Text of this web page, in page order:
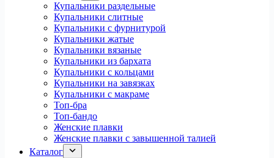
Купальники раздельные
Купальники слитные
Купальники с фурнитурой
Купальники жатые
Купальники вязаные
Купальники из бархата
Купальники с кольцами
Купальники на завязках
Купальники с макраме
Топ-бра
Топ-бандо
Женские плавки
Женские плавки с завышенной талией
Каталог